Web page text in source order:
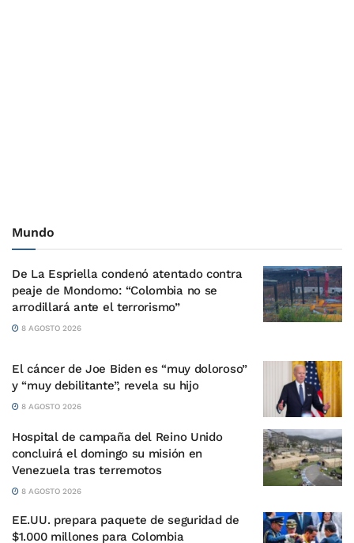
Mundo
De La Espriella condenó atentado contra
peaje de Mondomo: “Colombia no se
arrodillará ante el terrorismo”
8 AGOSTO 2026
El cáncer de Joe Biden es “muy doloroso”
y “muy debilitante”, revela su hijo
8 AGOSTO 2026
Hospital de campaña del Reino Unido
concluirá el domingo su misión en
Venezuela tras terremotos
8 AGOSTO 2026
EE.UU. prepara paquete de seguridad de
$1.000 millones para Colombia